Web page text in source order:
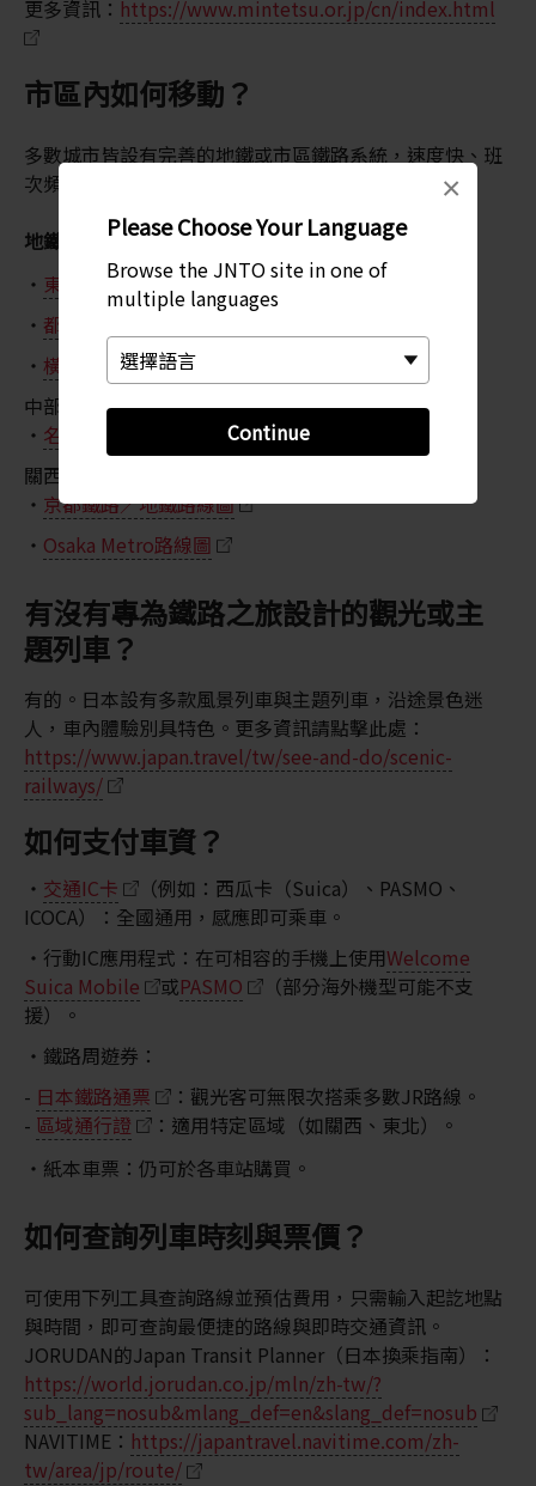
Please Choose Your Language
Browse the JNTO site in one of
multiple languages
Continue
×
更多資訊： https://www.mintetsu.or.jp/cn/index.html
市區內如何移動？
多數城市皆設有完善的地鐵或市區鐵路系統，速度快、班
次頻繁，可抵達主要地區與景點。
地鐵路線圖（依地區）
東京Metro地鐵路線圖
都營地鐵路線圖
橫濱市營地鐵路線圖
中部地區
名古屋市交通局
關西地區
京都鐵路／地鐵路線圖
Osaka Metro路線圖
有沒有專為鐵路之旅設計的觀光或主
題列車？
有的。日本設有多款風景列車與主題列車，沿途景色迷
人，車內體驗別具特色。更多資訊請點擊此處：
https://www.japan.travel/tw/see-and-do/scenic-
railways/
如何支付車資？
交通IC卡
（例如：西瓜卡（Suica）、PASMO、
ICOCA）：全國通用，感應即可乘車。
行動IC應用程式：在可相容的手機上使用Welcome
Suica Mobile
或PASMO
（部分海外機型可能不支
援）。
鐵路周遊券：
- 日本鐵路通票
：觀光客可無限次搭乘多數JR路線。
- 區域通行證
：適用特定區域（如關西、東北）。
紙本車票：仍可於各車站購買。
如何查詢列車時刻與票價？
可使用下列工具查詢路線並預估費用，只需輸入起訖地點
與時間，即可查詢最便捷的路線與即時交通資訊。
JORUDAN的Japan Transit Planner（日本換乘指南）：
https://world.jorudan.co.jp/mln/zh-tw/?
sub_lang=nosub&mlang_def=en&slang_def=nosub
NAVITIME： https://japantravel.navitime.com/zh-
tw/area/jp/route/